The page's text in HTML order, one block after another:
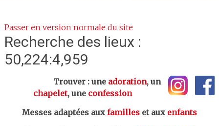
Passer en version normale du site
Recherche des lieux :
50,224:4,959
Trouver : une adoration, un
chapelet, une confession
Messes adaptées aux familleset aux enfants